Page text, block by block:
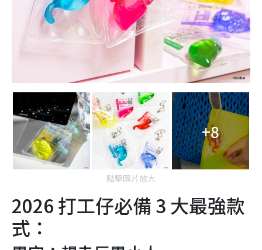
+8
點擊圖片放大
2026 打工仔必備 3 大最強款
式：